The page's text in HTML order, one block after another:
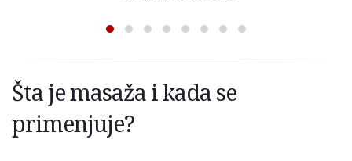
Šta je masaža i kada se
primenjuje?